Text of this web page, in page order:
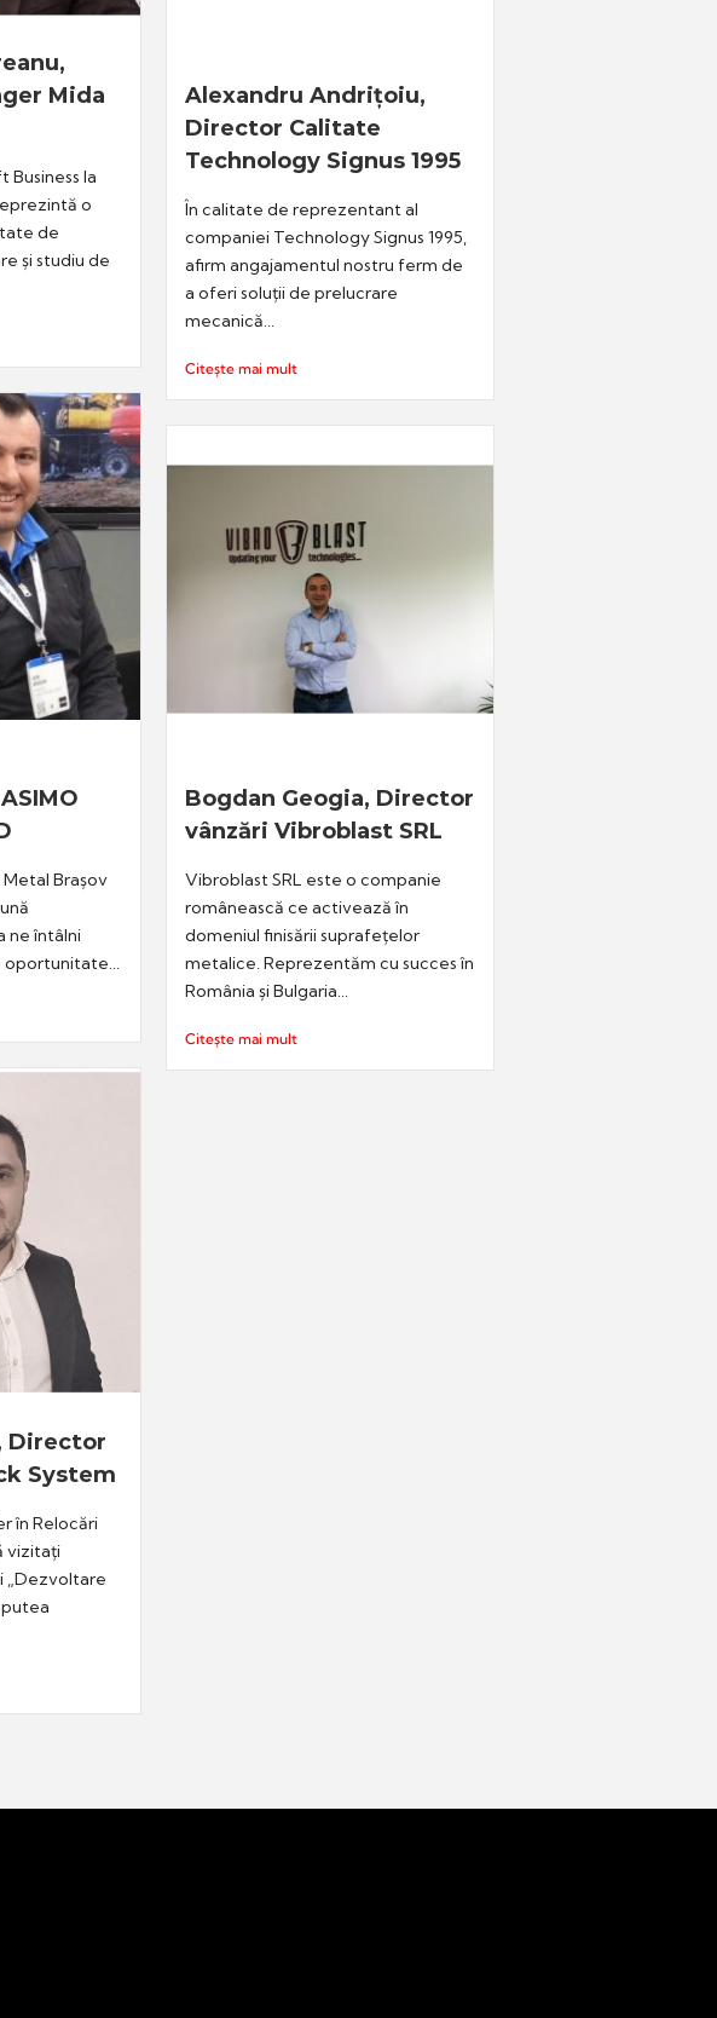
Mida
Business la
o
de
și studiu de
Alexandru Andrițoiu,
Director Calitate
Technology Signus 1995
În calitate de reprezentant al
companiei Technology Signus 1995,
afirm angajamentul nostru ferm de
a oferi soluții de prelucrare
mecanică...
Citește mai mult
Brașov
ne întâlni
oportunitate...
Bogdan Geogia, Director
vânzări Vibroblast SRL
Vibroblast SRL este o companie
românească ce activează în
domeniul finisării suprafețelor
metalice. Reprezentăm cu succes în
România și Bulgaria...
Citește mai mult
Director
System
în Relocări
vizitați
„Dezvoltare